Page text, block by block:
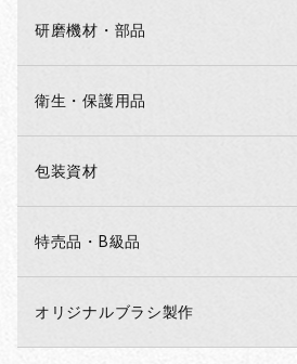
研磨機材・部品
衛生・保護用品
包装資材
特売品・B級品
オリジナルブラシ製作